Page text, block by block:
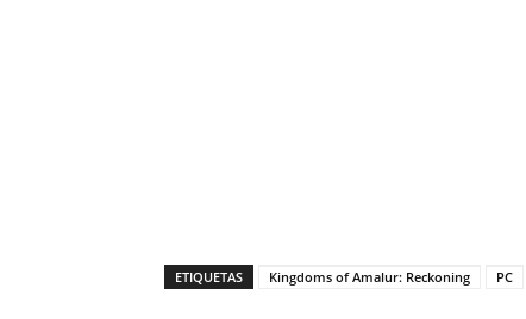
ETIQUETAS Kingdoms of Amalur: Reckoning PC